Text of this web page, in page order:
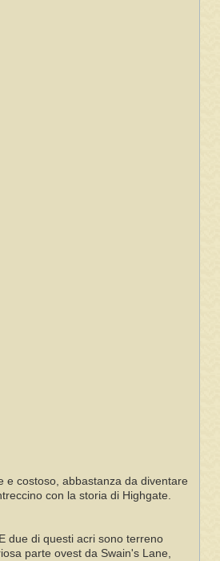
e costoso, abbastanza da diventare
con la storia di Highgate.
due di questi acri sono terreno
parte ovest da Swain's Lane,